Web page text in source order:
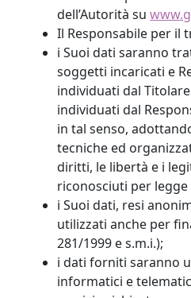
dell’Autorità su
Il Responsabile per il
i Suoi dati saranno
soggetti incaricati e
individuati dal
individuati dal
in tal senso,
tecniche ed
diritti, le libertà e i
riconosciuti per
i Suoi dati, resi
utilizzati anche per
281/1999 e s.m.i.);
i dati forniti saranno
informatici e